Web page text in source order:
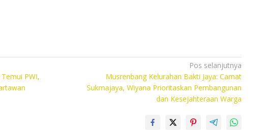
PWI,
Pos selanjutnya
Musrenbang Kelurahan Bakti Jaya: Camat
Sukmajaya, Wiyana Prioritaskan Pembangunan
dan Kesejahteraan Warga